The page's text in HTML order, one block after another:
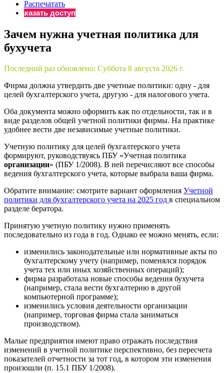
Бератор
Материалы электронного журнала
«Нормативные акты для бухгалтера»
«Практическая бухгалтерия»
Просто заполните форму, и мы вышлем вам на почту
Распечатать
Заказать доступ
Зачем нужна учетная политика для
бухучета
Последний раз обновлено: Суббота 8 августа 2026 г.
Фирма должна утвердить две учетные политики: одну - для
целей бухгалтерского учета, другую - для налогового учета.
Оба документа можно оформить как по отдельности, так и в
виде разделов общей учетной политики фирмы. На практике
удобнее вести две независимые учетные политики.
Учетную политику для целей бухгалтерского учета
формируют, руководствуясь ПБУ «Учетная политика
организации» (ПБУ 1/2008). В ней перечисляют все способы
ведения бухгалтерского учета, которые выбрала ваша фирма.
Обратите внимание: смотрите вариант оформления Учетной
политики для бухгалтерского учета на 2025 год в специальном
разделе бератора.
Принятую учетную политику нужно применять
последовательно из года в год. Однако ее можно менять, если:
изменились законодательные или нормативные акты по
бухгалтерскому учету (например, поменялся порядок
учета тех или иных хозяйственных операций);
фирма разработала новые способы ведения бухучета
(например, стала вести бухгалтерию в другой
компьютерной программе);
изменились условия деятельности организации
(например, торговая фирма стала заниматься
производством).
Малые предприятия имеют право отражать последствия
изменений в учетной политике перспективно, без пересчета
показателей отчетности за тот год, в котором эти изменения
произошли (п. 15.1 ПБУ 1/2008).